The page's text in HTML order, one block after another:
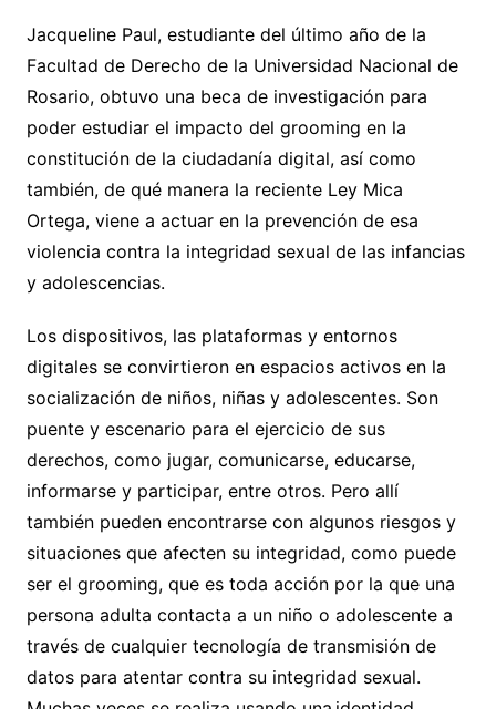
Jacqueline Paul, estudiante del último año de la
Facultad de Derecho de la Universidad Nacional de
Rosario, obtuvo una beca de investigación para
poder estudiar el impacto del grooming en la
constitución de la ciudadanía digital, así como
también, de qué manera la reciente Ley Mica
Ortega, viene a actuar en la prevención de esa
violencia contra la integridad sexual de las infancias
y adolescencias.
Los dispositivos, las plataformas y entornos
digitales se convirtieron en espacios activos en la
socialización de niños, niñas y adolescentes. Son
puente y escenario para el ejercicio de sus
derechos, como jugar, comunicarse, educarse,
informarse y participar, entre otros. Pero allí
también pueden encontrarse con algunos riesgos y
situaciones que afecten su integridad, como puede
ser el grooming, que es toda acción por la que una
persona adulta contacta a un niño o adolescente a
través de cualquier tecnología de transmisión de
datos para atentar contra su integridad sexual.